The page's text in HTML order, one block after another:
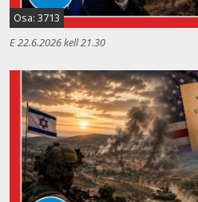
Osa: 3713
E 22.6.2026 kell 21.30